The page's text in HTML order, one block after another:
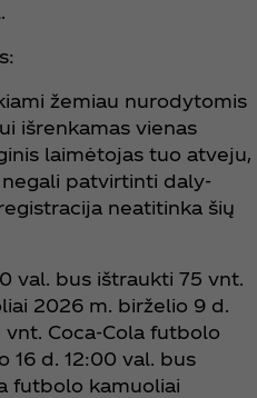
žemiau nurodytomis
išrenkamas vienas
laimėtojas tuo atveju,
patvirtinti daly-
neatitinka šių
val. bus ištraukti 75 vnt.
2026 m. birželio 9 d.
Coca‑Cola futbolo
16 d. 12:00 val. bus
futbolo kamuoliai